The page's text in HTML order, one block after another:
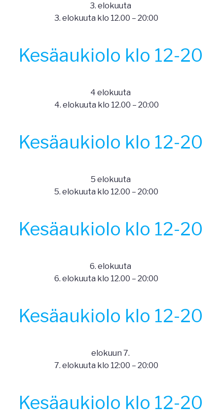
3. elokuuta
3. elokuuta klo 12.00 – 20:00
Kesäaukiolo klo 12-20
4 elokuuta
4. elokuuta klo 12.00 – 20:00
Kesäaukiolo klo 12-20
5 elokuuta
5. elokuuta klo 12.00 – 20:00
Kesäaukiolo klo 12-20
6. elokuuta
6. elokuuta klo 12.00 – 20:00
Kesäaukiolo klo 12-20
elokuun 7.
7. elokuuta klo 12:00 – 20:00
Kesäaukiolo klo 12-20